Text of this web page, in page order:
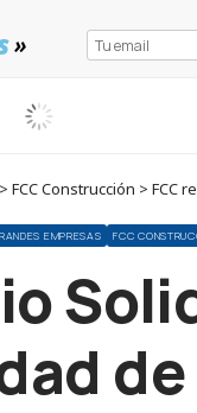
»
Construcción > FCC
EMPRESAS FCC